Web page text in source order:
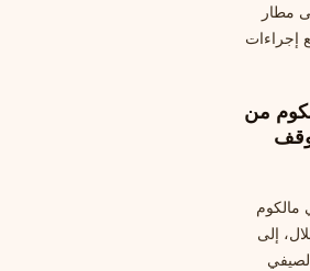
مطار
إجراءات
من
مالكوم
إلى